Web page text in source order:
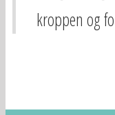
kroppen og